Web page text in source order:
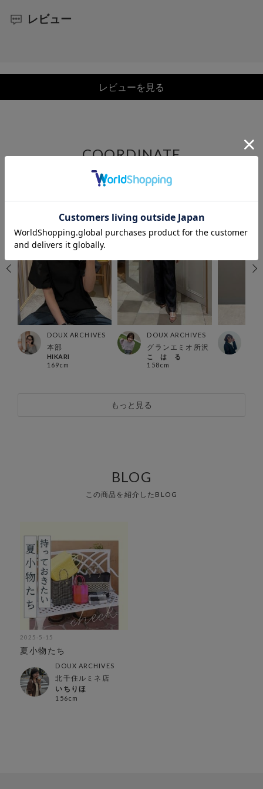
レビュー
レビューを見る
COORDINATE
この商品を使ったCOORDINATE
DOUX ARCHIVES
本部
HIKARI
169cm
DOUX ARCHIVES
グランエミオ所沢
こ は る
158cm
もっと見る
BLOG
この商品を紹介したBLOG
2025-5-15
夏小物たち
DOUX ARCHIVES
北千住ルミネ店
いちりほ
156cm